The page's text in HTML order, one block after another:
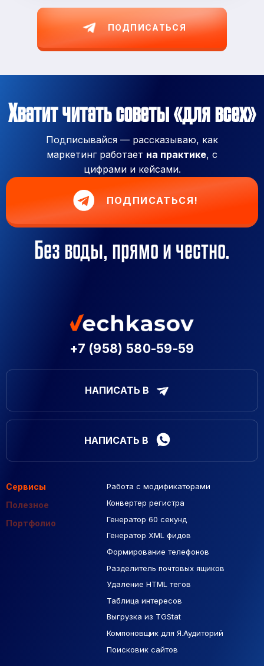
ПОДПИСАТЬСЯ
Хватит читать советы «для всех»
Подписывайся — рассказываю, как
маркетинг работает на практике, с
цифрами и кейсами.
ПОДПИСАТЬСЯ!
Без воды, прямо и честно.
+7 (958) 580-59-59
НАПИСАТЬ В
НАПИСАТЬ В
Сервисы
Полезное
Портфолио
Работа с модификаторами
Конвертер регистра
Генератор 60 секунд
Генератор XML фидов
Формирование телефонов
Разделитель почтовых ящиков
Удаление HTML тегов
Таблица интересов
Выгрузка из TGStat
Компоновщик для Я.Аудиторий
Поисковик сайтов
Подборка сайтов
Макеты Figma
База Яндекс Карты
РСЯ площадки
Созданные сайты
Контекстная реклама